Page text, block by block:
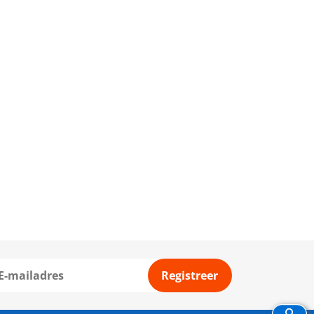
Registreer